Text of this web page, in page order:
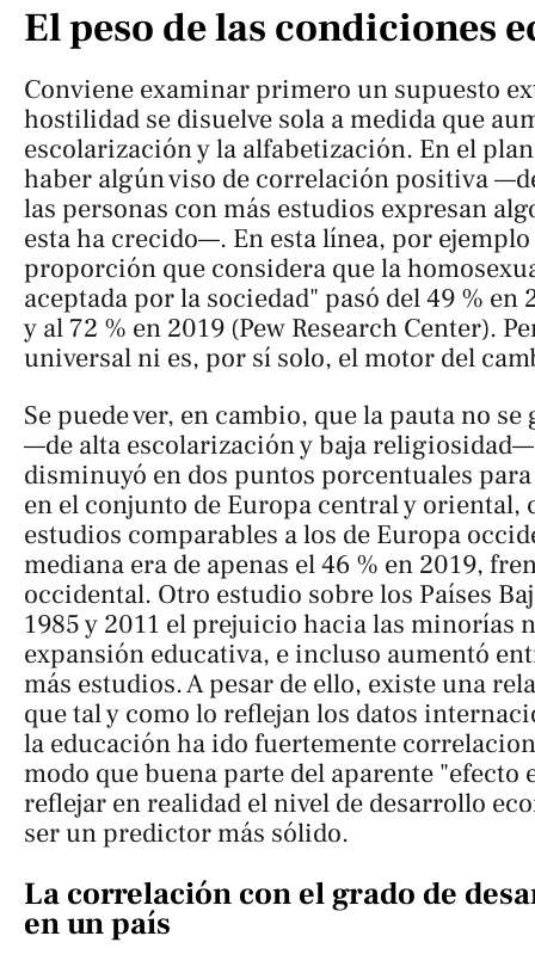
El peso de las condiciones
Conviene examinar primero un supuesto
hostilidad se disuelve sola a medida que
escolarización y la alfabetización. En el
haber algún viso de correlación positiva
las personas con más estudios expresan
esta ha crecido—. En esta línea, por
proporción que considera que la
aceptada por la sociedad" pasó del 49 % en
y al 72 % en 2019 (Pew Research Center).
universal ni es, por sí solo, el motor del
Se puede ver, en cambio, que la pauta no
—de alta escolarización y baja
disminuyó en dos puntos porcentuales
en el conjunto de Europa central y oriental,
estudios comparables a los de Europa
mediana era de apenas el 46 % en 2019,
occidental. Otro estudio sobre los Países
1985 y 2011 el prejuicio hacia las minorías
expansión educativa, e incluso aumentó
más estudios. A pesar de ello, existe una
que tal y como lo reflejan los datos
la educación ha ido fuertemente
modo que buena parte del aparente "efecto
reflejar en realidad el nivel de desarrollo
ser un predictor más sólido.
La correlación con el grado de
en un país